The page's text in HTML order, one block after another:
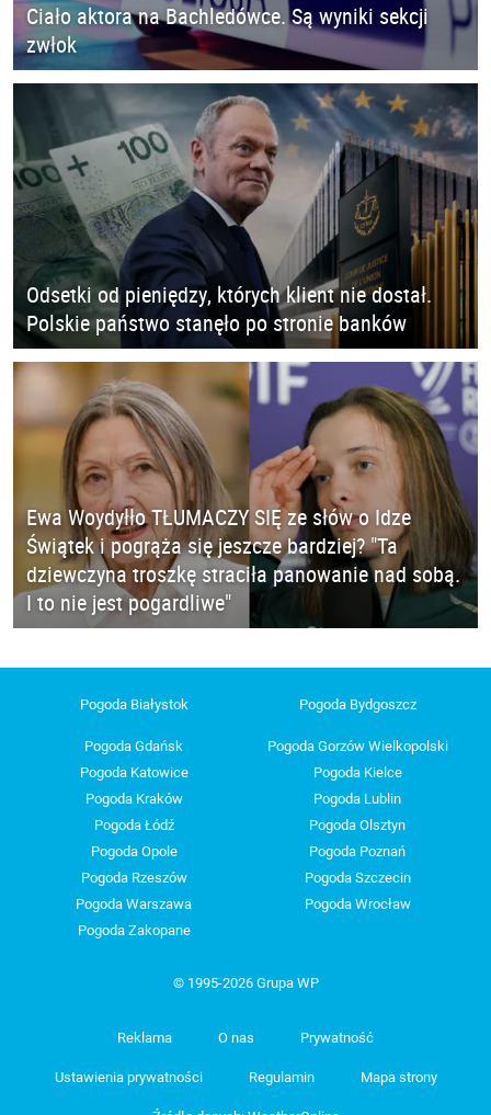
Ciało aktora na Bachledówce. Są wyniki sekcji
zwłok
Odsetki od pieniędzy, których klient nie dostał.
Polskie państwo stanęło po stronie banków
Ewa Woydyłło TŁUMACZY SIĘ ze słów o Idze
Świątek i pogrąża się jeszcze bardziej? "Ta
dziewczyna troszkę straciła panowanie nad sobą.
I to nie jest pogardliwe"
Pogoda Białystok Pogoda Bydgoszcz
Pogoda Gdańsk
Pogoda Gorzów Wielkopolski
Pogoda Katowice
Pogoda Kielce
Pogoda Kraków
Pogoda Lublin
Pogoda Łódź
Pogoda Olsztyn
Pogoda Opole
Pogoda Poznań
Pogoda Rzeszów
Pogoda Szczecin
Pogoda Warszawa
Pogoda Wrocław
Pogoda Zakopane
© 1995-2026 Grupa WP
Reklama O nas Prywatność
Ustawienia prywatności Regulamin Mapa strony